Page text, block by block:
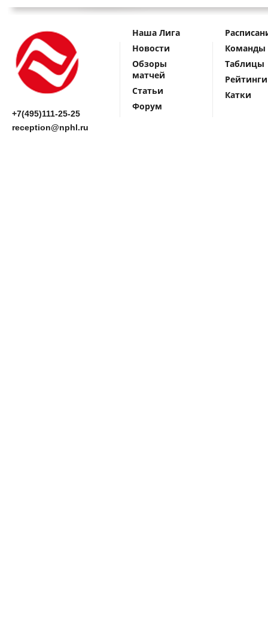
+7(495)111-25-25
reception@nphl.ru
Наша Лига
Новости
Обзоры
матчей
Статьи
Форум
Команды
Таблицы
Рейтинги
Катки